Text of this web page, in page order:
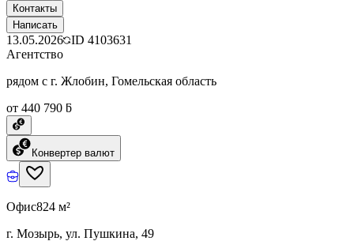
Контакты
Написать
13.05.2026 ID 4103631
Агентство
рядом с г. Жлобин, Гомельская область
от 440 790 ƃ
Конвертер валют
Офис824 м²
г. Мозырь, ул. Пушкина, 49